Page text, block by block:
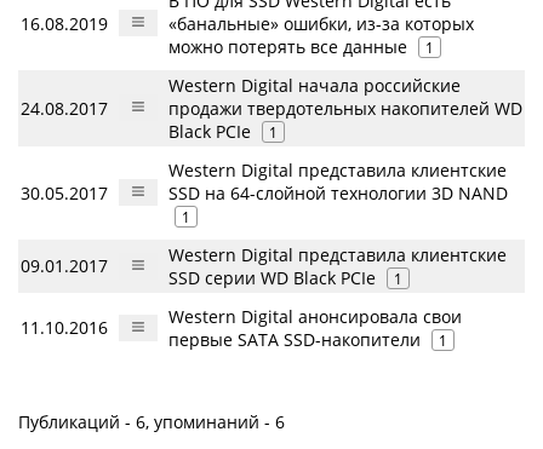
16.08.2019
«банальные» ошибки, из-за которых
можно потерять все данные
1
24.08.2017
Western Digital начала российские
продажи твердотельных накопителей WD
Black PCIe
1
30.05.2017
Western Digital представила клиентские
SSD на 64-слойной технологии 3D NAND
1
09.01.2017
Western Digital представила клиентские
SSD серии WD Black PCIe
1
11.10.2016
Western Digital анонсировала свои
первые SATA SSD-накопители
1
Публикаций - 6, упоминаний - 6